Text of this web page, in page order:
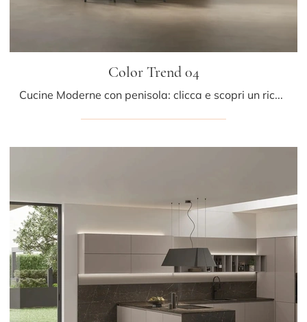
Color Trend 04
Cucine Moderne con penisola: clicca e scopri un ricco catalogo di soluzioni della marca Stosa, tra cui il modello Color Trend 04.